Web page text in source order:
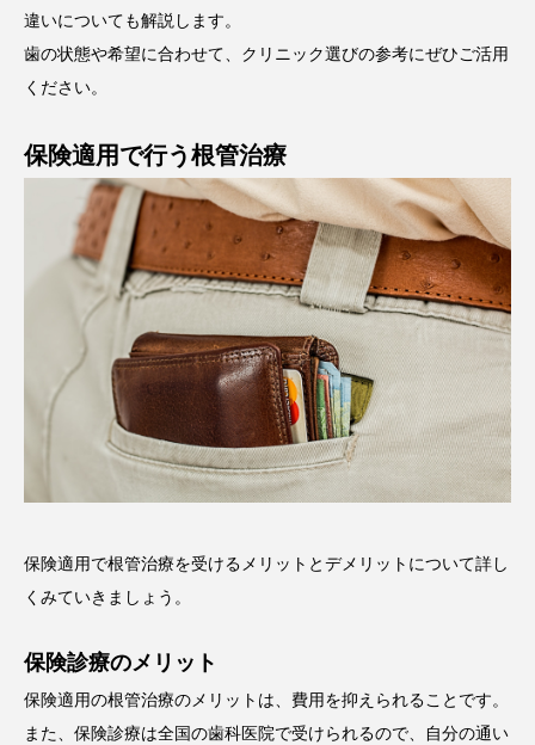
違いについても解説します。
歯の状態や希望に合わせて、クリニック選びの参考にぜひご活用
ください。
保険適用で行う根管治療
保険適用で根管治療を受けるメリットとデメリットについて詳し
くみていきましょう。
保険診療のメリット
保険適用の根管治療のメリットは、費用を抑えられることです。
また、保険診療は全国の歯科医院で受けられるので、自分の通い